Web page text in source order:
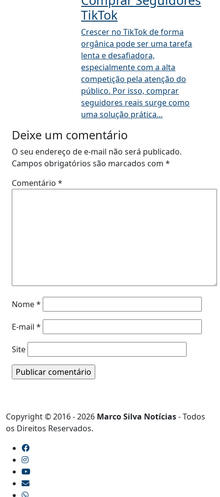
TikTok
Crescer no TikTok de forma
orgânica pode ser uma tarefa
lenta e desafiadora,
especialmente com a alta
competição pela atenção do
público. Por isso, comprar
seguidores reais surge como
uma solução prática...
Deixe um comentário
O seu endereço de e-mail não será publicado.
Campos obrigatórios são marcados com *
Comentário *
Nome*
E-mail *
Site
Copyright © 2016 - 2026 Marco Silva Notícias- Todos
os Direitos Reservados.